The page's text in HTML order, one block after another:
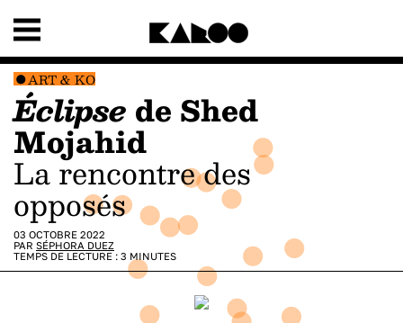
ART & KO
Éclipse de Shed
Mojahid
La rencontre des
opposés
03 OCTOBRE 2022
PAR SÉPHORA DUEZ
TEMPS DE LECTURE : 3 MINUTES